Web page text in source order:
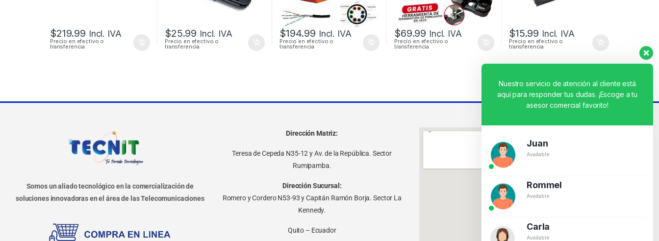
$219.99 Incl. IVA
Precio en efectivo o
transferencia
$25.99 Incl. IVA
Precio en efectivo o
transferencia
$194.99 Incl. IVA
Precio en efectivo o
transferencia
$69.99 Incl. IVA
Precio en efectivo o
transferencia
$15.99 Incl. IVA
Precio en efectivo o
transferencia
Somos un aliado tecnológico en la comercialización de
soluciones innovadoras en el área de las Telecomunicaciones
Dirección Matriz:
Teresa de Cepeda N35-12 y Av. de la República. Sector
Rumipamba.
Dirección Sucursal:
Romero y Cordero N53-93 y Capitán Ramón Borja. Sector La
Kennedy.
Quito – Ecuador
Nuestro servicio de atención al cliente está
aquí para responder tus dudas. ¡Escoge a tu
asesor comercial favorito!
Juan
Available
Rommel
Available
Carla
Available